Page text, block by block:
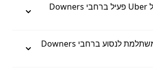
האם השירות של Uber פעיל ברחבי Downers
מהי הדרך הכי משתלמת לנסוע ברחבי Downers